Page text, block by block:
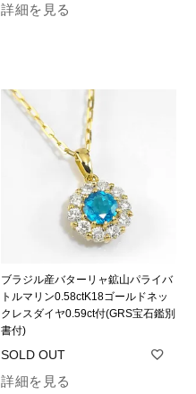
詳細を見る
ブラジル産バターリャ鉱山パライバ
トルマリン0.58ctK18ゴールドネッ
クレスダイヤ0.59ct付(GRS宝石鑑別
書付)
詳細を見る